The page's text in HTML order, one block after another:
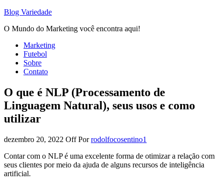
Blog Variedade
O Mundo do Marketing você encontra aqui!
Marketing
Futebol
Sobre
Contato
O que é NLP (Processamento de
Linguagem Natural), seus usos e como
utilizar
dezembro 20, 2022 OffPor rodolfocosentino1
Contar com o NLP é uma excelente forma de otimizar a relação com
seus clientes por meio da ajuda de alguns recursos de inteligência
artificial.